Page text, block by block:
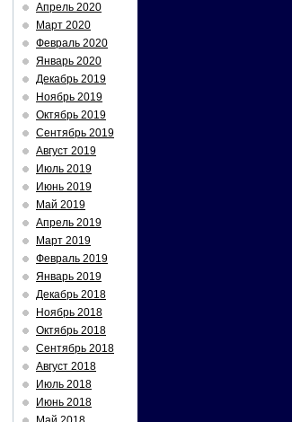
Апрель 2020
Март 2020
Февраль 2020
Январь 2020
Декабрь 2019
Ноябрь 2019
Октябрь 2019
Сентябрь 2019
Август 2019
Июль 2019
Июнь 2019
Май 2019
Апрель 2019
Март 2019
Февраль 2019
Январь 2019
Декабрь 2018
Ноябрь 2018
Октябрь 2018
Сентябрь 2018
Август 2018
Июль 2018
Июнь 2018